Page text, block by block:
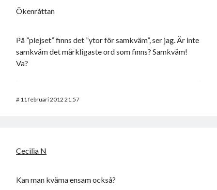
Ökenråttan
På ”plejset” finns det ”ytor för samkväm”, ser jag. Är inte
samkväm det märkligaste ord som finns? Samkväm!
Va?
# 11 februari 2012 21:57
Cecilia N
Kan man kväma ensam också?